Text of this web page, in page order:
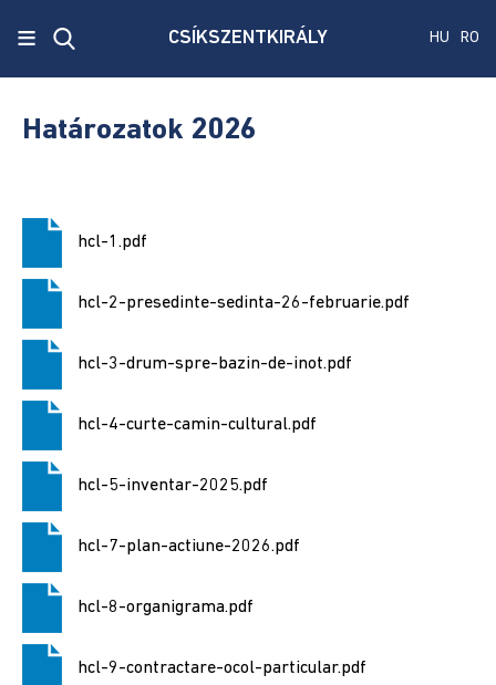
≡ CSÍKSZENTKIRÁLY HU RO
x
Közmű
SRL
harmadik
kiírás
Szenátus
és
képviselőház
2024
Államelnők
választás
2024
2024
június
e
választás
Határozatok 2026
hcl-1.pdf
hcl-2-presedinte-sedinta-26-februarie.pdf
hcl-3-drum-spre-bazin-de-inot.pdf
hcl-4-curte-camin-cultural.pdf
hcl-5-inventar-2025.pdf
hcl-7-plan-actiune-2026.pdf
hcl-8-organigrama.pdf
hcl-9-contractare-ocol-particular.pdf